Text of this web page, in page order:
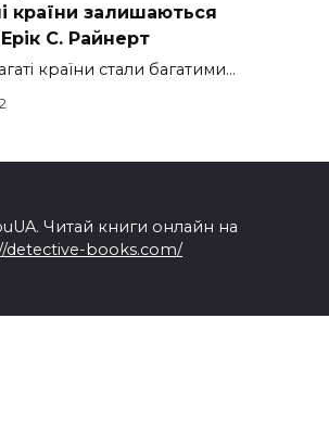
країни залишаються
С. Райнерт
країни стали багатими…
Читай книги онлайн на
detective-books.com/